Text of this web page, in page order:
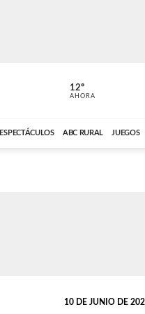
ABC CARDINAL
12º
AHORA
ESPECTÁCULOS ABC RURAL JUEGOS
10 DE JUNIO DE